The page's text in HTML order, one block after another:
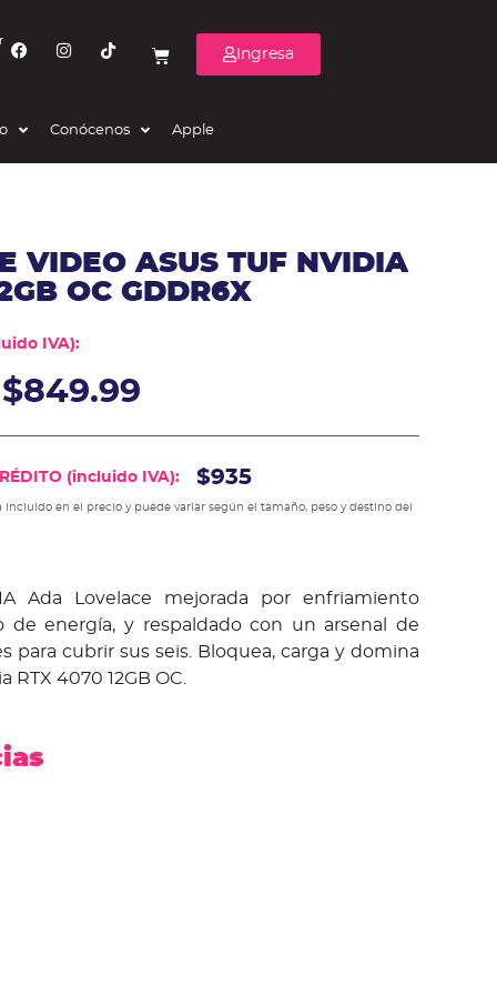
Ingresa
Conócenos Apple
VIDEO ASUS TUF NVIDIA
OC GDDR6X
IVA):
$849.99
(incluido IVA): $935
incluido en el precio y puede variar según el tamaño, peso y destino del
Ada Lovelace mejorada por enfriamiento
de energía, y respaldado con un arsenal de
para cubrir sus seis. Bloquea, carga y domina
RTX 4070 12GB OC.